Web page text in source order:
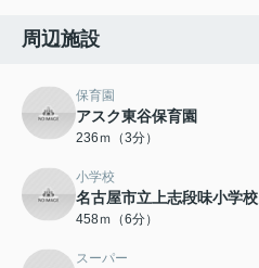
周辺施設
保育園
アスク東谷保育園
236ｍ（3分）
小学校
名古屋市立上志段味小学校
458ｍ（6分）
スーパー